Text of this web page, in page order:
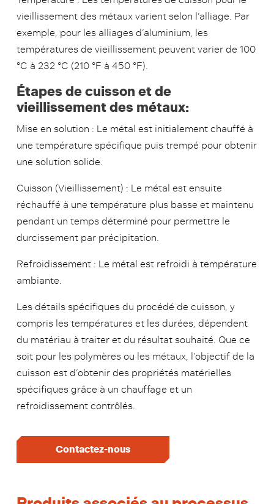
vieillissement des métaux varient selon l’alliage. Par
exemple, pour les alliages d’aluminium, les
températures de vieillissement peuvent varier de 100
°C à 232 °C (210 °F à 450 °F).
Étapes de cuisson et de
vieillissement des métaux:
Mise en solution : Le métal est initialement chauffé à
une température spécifique puis trempé pour obtenir
une solution solide.
Cuisson (Vieillissement) : Le métal est ensuite
réchauffé à une température plus basse et maintenu
pendant un temps déterminé pour permettre le
durcissement par précipitation.
Refroidissement : Le métal est refroidi à température
ambiante.
Les détails spécifiques du procédé de cuisson, y
compris les températures et les durées, dépendent
du matériau à traiter et du résultat souhaité. Que ce
soit pour les polymères ou les métaux, l’objectif de la
cuisson est d’obtenir des propriétés matérielles
spécifiques grâce à un chauffage et un
refroidissement contrôlés.
Contactez-nous